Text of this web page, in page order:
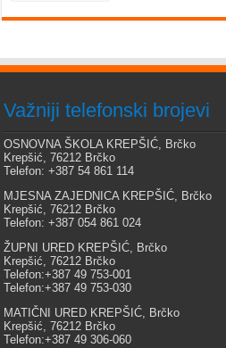
Važniji telefonski brojevi
OSNOVNA ŠKOLA KREPŠIĆ, Brčko
Krepšić, 76212 Brčko
Telefon: +387 54 861 114
MJESNA ZAJEDNICA KREPŠIĆ, Brčko
Krepšić, 76212 Brčko
Telefon: +387 054 861 024
ŽUPNI URED KREPŠIĆ, Brčko
Krepšić, 76212 Brčko
Telefon:+387 49 753-001
Telefon:+387 49 753-030
MATIČNI URED KREPŠIĆ, Brčko
Krepšić, 76212 Brčko
Telefon:+387 49 306-060